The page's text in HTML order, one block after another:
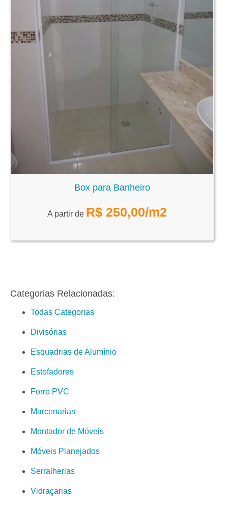
Box para Banheiro
A partir de R$ 250,00/m2
Categorias Relacionadas:
Todas Categorias
Divisórias
Esquadrias de Alumínio
Estofadores
Forro PVC
Marcenarias
Montador de Móveis
Móveis Planejados
Serralherias
Vidraçarias